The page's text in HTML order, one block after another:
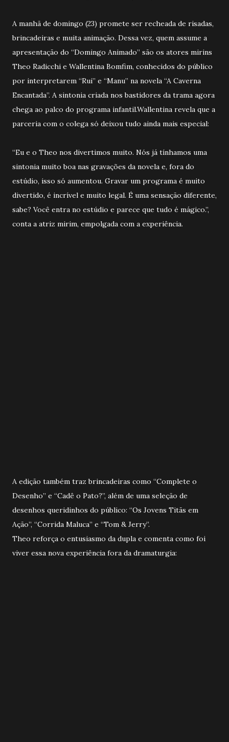
A manhã de domingo (23) promete ser recheada de risadas,
brincadeiras e muita animação. Dessa vez, quem assume a
apresentação do “Domingo Animado” são os atores mirins
Theo Radicchi e Wallentina Bomfim, conhecidos do público
por interpretarem “Rui” e “Manu” na novela “A Caverna
Encantada”. A sintonia criada nos bastidores da trama agora
chega ao palco do programa infantil.Wallentina revela que a
parceria com o colega só deixou tudo ainda mais especial:
“Eu e o Theo nos divertimos muito. Nós já tínhamos uma
sintonia muito boa nas gravações da novela e, fora do
estúdio, isso só aumentou. Gravar um programa é muito
divertido, é incrível e muito legal. É uma sensação diferente,
sabe? Você entra no estúdio e parece que tudo é mágico.”,
conta a atriz mirim, empolgada com a experiência.
A edição também traz brincadeiras como “Complete o
Desenho” e “Cadê o Pato?”, além de uma seleção de
desenhos queridinhos do público: “Os Jovens Titãs em
Ação”, “Corrida Maluca” e “Tom & Jerry”.
Theo reforça o entusiasmo da dupla e comenta como foi
viver essa nova experiência fora da dramaturgia: